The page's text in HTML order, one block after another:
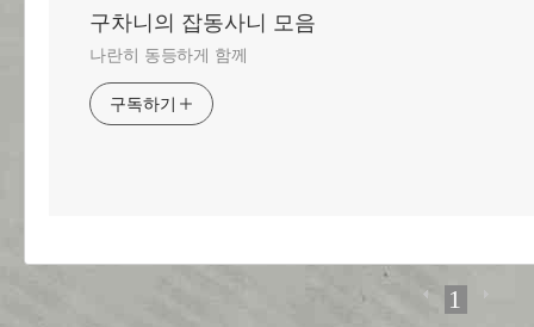
구차니의 잡동사니 모음
나란히 동등하게 함께
구독하기
1